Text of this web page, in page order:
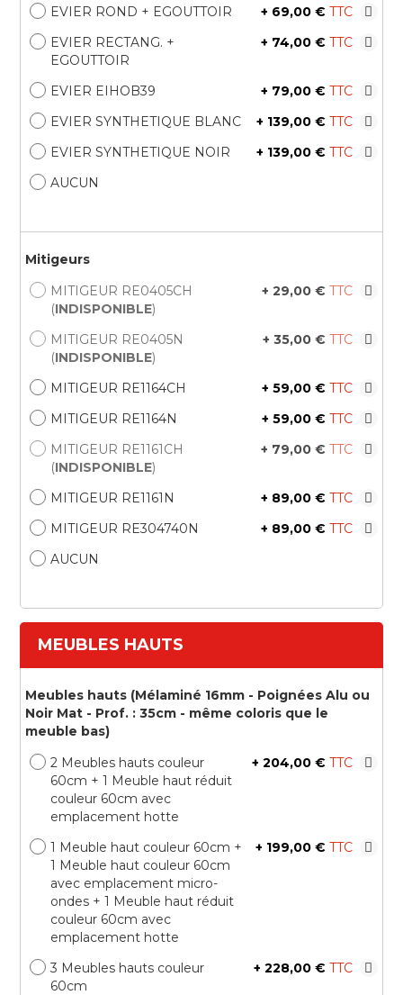
EVIER ROND + EGOUTTOIR + 69,00 €
EVIER RECTANG. +
EGOUTTOIR
+ 74,00 €
EVIER EIHOB39 + 79,00 €
EVIER SYNTHETIQUE BLANC
+ 139,00 €
EVIER SYNTHETIQUE NOIR
+ 139,00 €
AUCUN
Mitigeurs
MITIGEUR RE0405CH
(INDISPONIBLE)
+ 29,00 €
MITIGEUR RE0405N
(INDISPONIBLE)
+ 35,00 €
MITIGEUR RE1164CH + 59,00 €
MITIGEUR RE1164N
+ 59,00 €
MITIGEUR RE1161CH
(INDISPONIBLE)
+ 79,00 €
MITIGEUR RE1161N + 89,00 €
MITIGEUR RE304740N
+ 89,00 €
AUCUN
MEUBLES HAUTS
Meubles hauts (Mélaminé 16mm - Poignées Alu ou
Noir Mat - Prof. : 35cm - même coloris que le
meuble bas)
2 Meubles hauts couleur
60cm + 1 Meuble haut réduit
couleur 60cm avec
emplacement hotte
+ 204,00 €
1 Meuble haut couleur 60cm +
1 Meuble haut couleur 60cm
avec emplacement micro-
ondes + 1 Meuble haut réduit
couleur 60cm avec
emplacement hotte
+ 199,00 €
3 Meubles hauts couleur
60cm
+ 228,00 €